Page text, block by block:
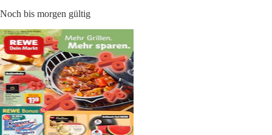
Noch bis morgen gültig